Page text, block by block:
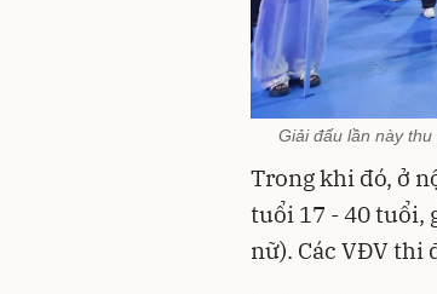
Giải đấu lần này
Trong khi đó, ở
tuổi 17 - 40 tuổi,
nữ). Các VĐV thi